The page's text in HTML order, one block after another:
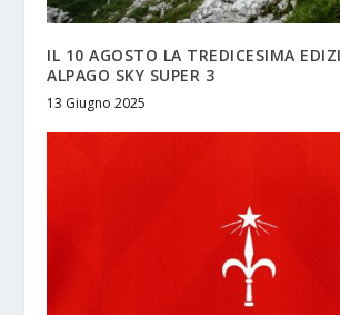
IL 10 AGOSTO LA TREDICESIMA
ALPAGO SKY SUPER 3
13 Giugno 2025